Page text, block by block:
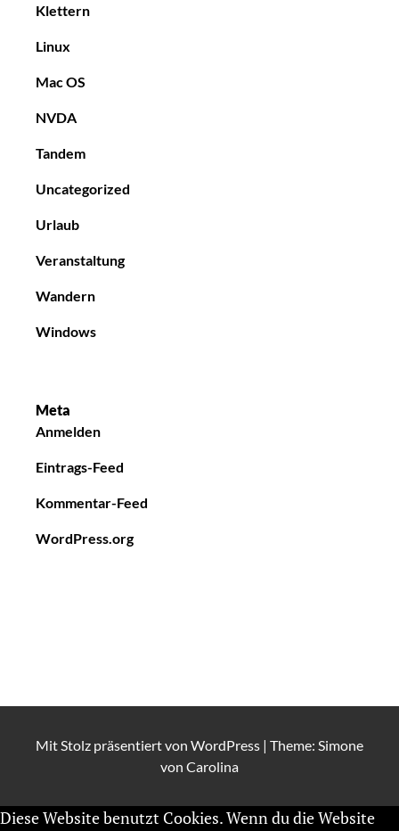
Klettern
Linux
Mac OS
NVDA
Tandem
Uncategorized
Urlaub
Veranstaltung
Wandern
Windows
Meta
Anmelden
Eintrags-Feed
Kommentar-Feed
WordPress.org
Mit Stolz präsentiert von WordPress | Theme: Simone
von Carolina
Diese Website benutzt Cookies. Wenn du die Website